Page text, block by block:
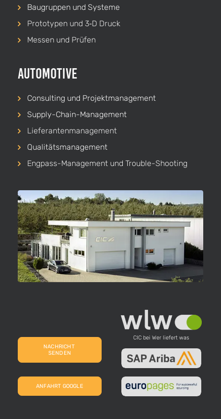
Baugruppen und Systeme
Prototypen und 3‑D Druck
Messen und Prüfen
Automotive
Consulting und Projekt­management
Supply-Chain-Management
Lieferanten­management
Qualitäts­management
Engpass-Management und Trouble-Shooting
NACHRICHT
SENDEN
ANFAHRT GOOGLE
CIC bei Wer liefert was